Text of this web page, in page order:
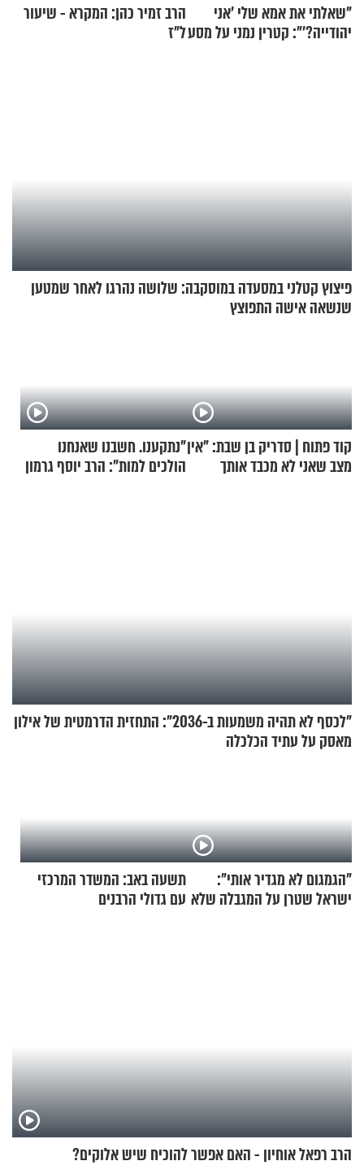
"שאלתי את אמא שלי 'אני
יהודייה?'": קטרין נמני על מסע
הרב זמיר כהן: המקרא - שיעור
ל"ז
פיצוץ קטלני במסעדה במוסקבה: שלושה נהרגו לאחר שמטען
שנשאה אישה התפוצץ
קוד פתוח | סדריק בן שבת: "אין
מצב שאני לא מכבד אותך
"נתקענו. חשבנו שאנחנו
הולכים למות": הרב יוסף גרמון
"לכסף לא תהיה משמעות ב-2036": התחזית הדרמטית של אילון
מאסק על עתיד הכלכלה
"הגמגום לא מגדיר אותי":
ישראל שטרן על המגבלה שלא
תשעה באב: המשדר המרכזי
עם גדולי הרבנים
הרב רפאל אוחיון - האם אפשר להוכיח שיש אלוקים?